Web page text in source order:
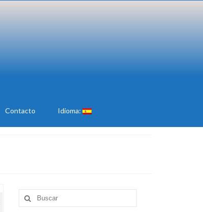
Contacto Idioma:
Buscar
por: